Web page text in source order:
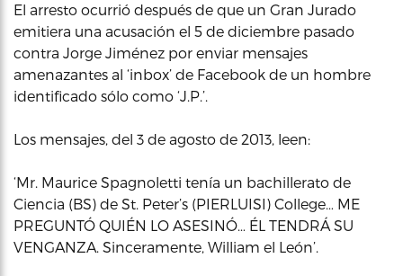
El arresto ocurrió después de que un Gran Jurado
emitiera una acusación el 5 de diciembre pasado
contra Jorge Jiménez por enviar mensajes
amenazantes al ‘inbox’ de Facebook de un hombre
identificado sólo como ‘J.P.’.
Los mensajes, del 3 de agosto de 2013, leen:
‘Mr. Maurice Spagnoletti tenía un bachillerato de
Ciencia (BS) de St. Peter’s (PIERLUISI) College… ME
PREGUNTÓ QUIÉN LO ASESINÓ… ÉL TENDRÁ SU
VENGANZA. Sinceramente, William el León’.